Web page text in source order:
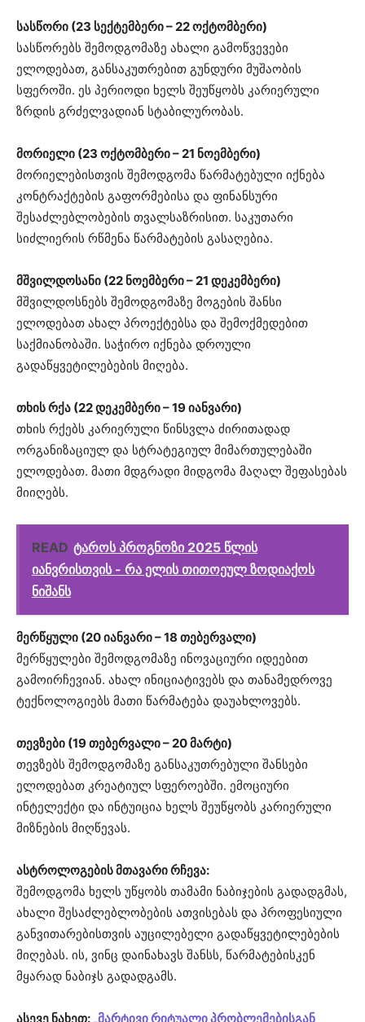
სასწორი (23 სექტემბერი – 22 ოქტომბერი)
სასწორებს შემოდგომაზე ახალი გამოწვევები
ელოდებათ, განსაკუთრებით გუნდური მუშაობის
სფეროში. ეს პერიოდი ხელს შეუწყობს კარიერული
ზრდის გრძელვადიან სტაბილურობას.
მორიელი (23 ოქტომბერი – 21 ნოემბერი)
მორიელებისთვის შემოდგომა წარმატებული იქნება
კონტრაქტების გაფორმებისა და ფინანსური
შესაძლებლობების თვალსაზრისით. საკუთარი
სიძლიერის რწმენა წარმატების გასაღებია.
მშვილდოსანი (22 ნოემბერი – 21 დეკემბერი)
მშვილდოსნებს შემოდგომაზე მოგების შანსი
ელოდებათ ახალ პროექტებსა და შემოქმედებით
საქმიანობაში. საჭირო იქნება დროული
გადაწყვეტილებების მიღება.
თხის რქა (22 დეკემბერი – 19 იანვარი)
თხის რქებს კარიერული წინსვლა ძირითადად
ორგანიზაციულ და სტრატეგიულ მიმართულებაში
ელოდებათ. მათი მდგრადი მიდგომა მაღალ შეფასებას
მიიღებს.
READ ტაროს პროგნოზი 2025 წლის
იანვრისთვის - რა ელის თითოეულ ზოდიაქოს
ნიშანს
მერწყული (20 იანვარი – 18 თებერვალი)
მერწყულები შემოდგომაზე ინოვაციური იდეებით
გამოირჩევიან. ახალ ინიციატივებს და თანამედროვე
ტექნოლოგიებს მათი წარმატება დაუახლოვებს.
თევზები (19 თებერვალი – 20 მარტი)
თევზებს შემოდგომაზე განსაკუთრებული შანსები
ელოდებათ კრეატიულ სფეროებში. ემოციური
ინტელექტი და ინტუიცია ხელს შეუწყობს კარიერული
მიზნების მიღწევას.
ასტროლოგების მთავარი რჩევა:
შემოდგომა ხელს უწყობს თამამი ნაბიჯების გადადგმას,
ახალი შესაძლებლობების ათვისებას და პროფესიული
განვითარებისთვის აუცილებელი გადაწყვეტილებების
მიღებას. ის, ვინც დაინახავს შანსს, წარმატებისკენ
მყარად ნაბიჯს გადადგამს.
ასევე ნახეთ: „მარტივი რიტუალი პრობლემებისგან